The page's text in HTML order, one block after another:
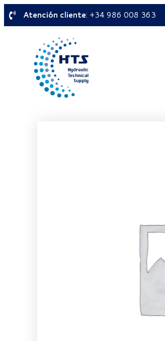
Atención cliente: +34 986 008 363